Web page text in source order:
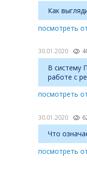
Как
посмотреть
30.01.2020
В систему
работе с
посмотреть
30.01.2020
Что
посмотреть